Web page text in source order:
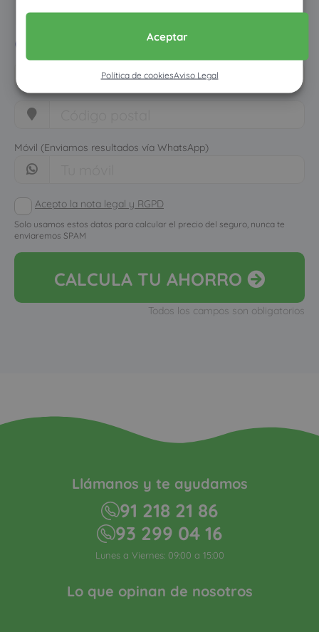
Aceptar
Política de cookiesAviso Legal
Pon tus datos y descubre
cuánto dinero ahorrarías
Móvil (Enviamos resultados vía WhatsApp)
Acepto la nota legal y RGPD
Solo usamos estos datos para calcular el precio del seguro, nunca te
enviaremos SPAM
CALCULA TU AHORRO
Todos los campos son obligatorios
Lo que opinan de nosotros
Llámanos y te ayudamos
91 218 21 86
93 299 04 16
Lunes a Viernes: 09:00 a 15:00